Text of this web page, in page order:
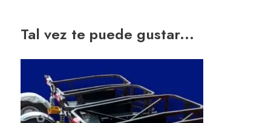
Tal vez te puede gustar...